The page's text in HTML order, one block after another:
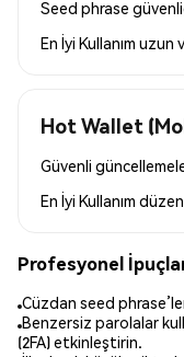
Seed phrase
En İyi Kullanım uzun
Hot Wallet
Güvenli
En İyi Kullanım
Profesyonel
Cüzdan seed
Benzersiz parolalar
(2FA) etkinleştirin.